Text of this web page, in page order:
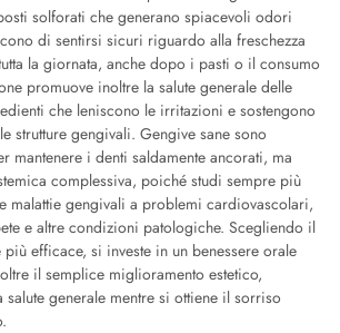
solforati che generano spiacevoli odori
di sentirsi sicuri riguardo alla freschezza
la giornata, anche dopo i pasti o il consumo
promuove inoltre la salute generale delle
che leniscono le irritazioni e sostengono
strutture gengivali. Gengive sane sono
mantenere i denti saldamente ancorati, ma
complessiva, poiché studi sempre più
malattie gengivali a problemi cardiovascolari,
e altre condizioni patologiche. Scegliendo il
efficace, si investe in un benessere orale
il semplice miglioramento estetico,
generale mentre si ottiene il sorriso